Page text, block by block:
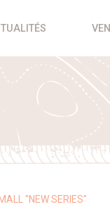
"NEW SERIES"